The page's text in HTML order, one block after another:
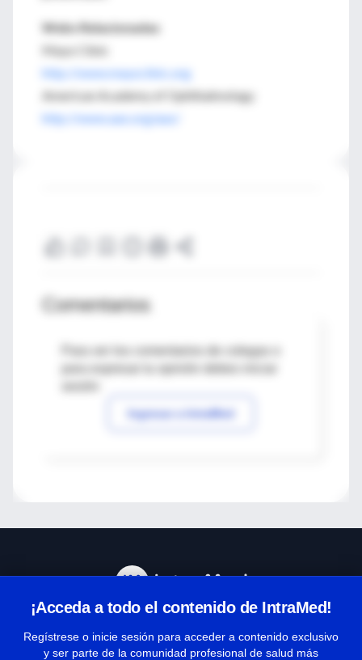
Webs Relacionadas
Mayo Clinic
http://www.mayoclinic.org
American Academy of Ophthalmology
http://www.aao.org/aao/
Comentarios
Para ver los comentarios de colegas o
Ingresar a IntraMed
¡Acceda a todo el contenido de IntraMed!
Regístrese o inicie sesión para acceder a contenido exclusivo
y ser parte de la comunidad profesional de salud más